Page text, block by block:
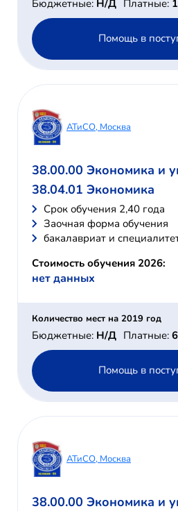
Бюджетные: Н/Д Платные:
Помощь в
АТиСО, Москва
38.00.00 Экономика и
38.04.01 Экономика
Cрок обучения 2,40 года
Заочная форма обучения
бакалавриат и
Стоимость обучения 2026:
нет данных
Количество мест на 2019 год
Бюджетные: Н/Д Платные:
Помощь в
АТиСО, Москва
38.00.00 Экономика и